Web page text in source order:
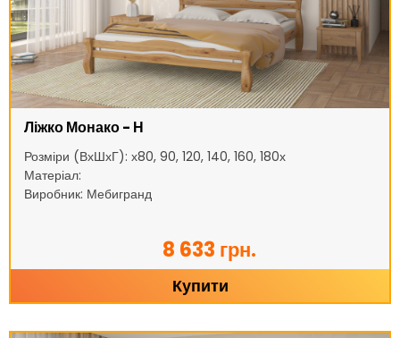
Ліжко Монако - Н
Розміри (ВхШхГ): х80, 90, 120, 140, 160, 180х
Матеріал:
Виробник: Мебигранд
8 633 грн.
Купити